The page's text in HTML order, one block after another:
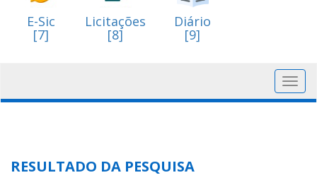
E-Sic
[7]
Licitações
[8]
Diário
[9]
RESULTADO DA PESQUISA